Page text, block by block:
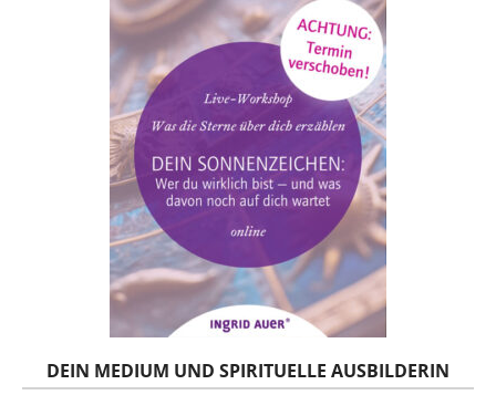
DEIN MEDIUM UND SPIRITUELLE AUSBILDERIN